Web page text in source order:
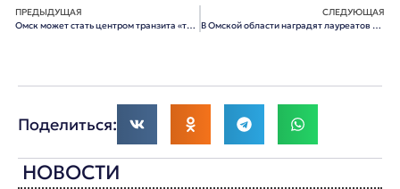
ПРЕДЫДУЩАЯ
Омск может стать центром транзита «тяжелой» нефти в Казахстан и на Дальний Восток
СЛЕДУЮЩАЯ
В Омской области наградят лауреатов конкурса «За нравственный подвиг учителя»
Поделиться:
НОВОСТИ